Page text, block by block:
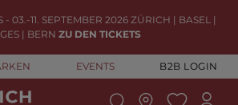
03.-11. SEPTEMBER 2026 ZÜRICH | BASEL |
| BERN ZU DEN TICKETS
EVENTS B2B LOGIN